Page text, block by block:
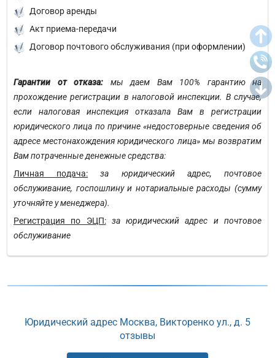
Договор аренды
Акт приема-передачи
Договор почтового обслуживания (при оформлении)
Гарантии от отказа: мы даем Вам 100% гарантию на
прохождение регистрации в налоговой инспекции. В случае,
если налоговая инспекция отказала Вам в регистрации
юридического лица по причине «недостоверные сведения об
адресе местонахождения юридического лица» мы возвратим
Вам потраченные денежные средства:
Личная подача: за юридический адрес, почтовое
обслуживание, госпошлину и нотариальные расходы (сумму
уточняйте у менеджера).
Регистрация по ЭЦП:за юридический адрес и почтовое
обслуживание
Юридический адрес Москва, Викторенко ул., д. 5
отзывы